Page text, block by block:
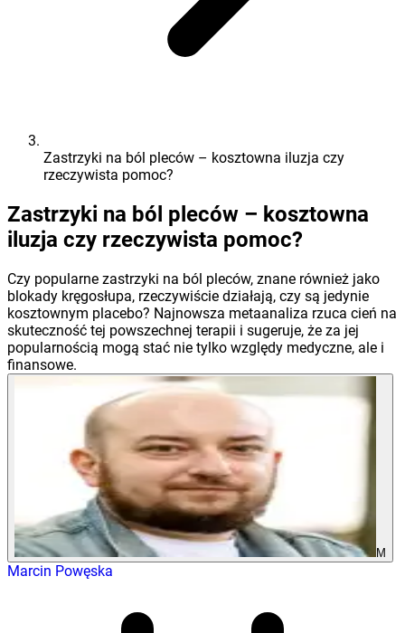
Zastrzyki na ból pleców – kosztowna iluzja czy
rzeczywista pomoc?
Zastrzyki na ból pleców – kosztowna
iluzja czy rzeczywista pomoc?
Czy popularne zastrzyki na ból pleców, znane również jako
blokady kręgosłupa, rzeczywiście działają, czy są jedynie
kosztownym placebo? Najnowsza metaanaliza rzuca cień na
skuteczność tej powszechnej terapii i sugeruje, że za jej
popularnością mogą stać nie tylko względy medyczne, ale i
finansowe.
M
Marcin Powęska